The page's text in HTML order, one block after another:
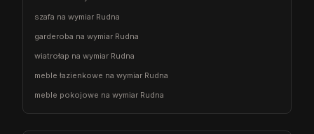
szafa na wymiar Rudna
garderoba na wymiar Rudna
wiatrołap na wymiar Rudna
meble łazienkowe na wymiar Rudna
meble pokojowe na wymiar Rudna